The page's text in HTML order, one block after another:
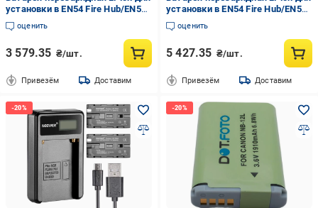
установки в EN54 Fire Hub/EN54
Fire ReX Ajax EN54 Internal
Battery 24h White (17166)
оценить
3 579.35 ₴/шт.
Привезём Доставим
установки в EN54 Fire Hub/EN54
Fire ReX Ajax EN54 Internal
Battery 72h White (17173)
оценить
5 427.35 ₴/шт.
Привезём Доставим